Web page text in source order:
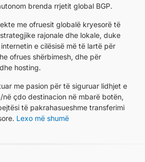
brenda rrjetit global BGP.
me ofruesit globalë kryesorë të
rajonale dhe lokale, duke
e cilësisë më të lartë për
ofrues shërbimesh, dhe për
hosting.
me pasion për të siguruar lidhjet e
çdo destinacion në mbarë botën,
të pakrahasueshme transferimi
Lexo më shumë